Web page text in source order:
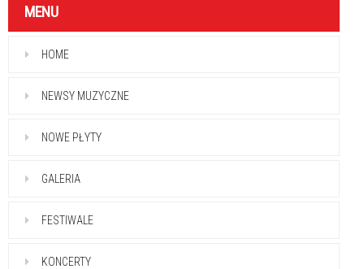
MENU
HOME
NEWSY MUZYCZNE
NOWE PŁYTY
GALERIA
FESTIWALE
KONCERTY